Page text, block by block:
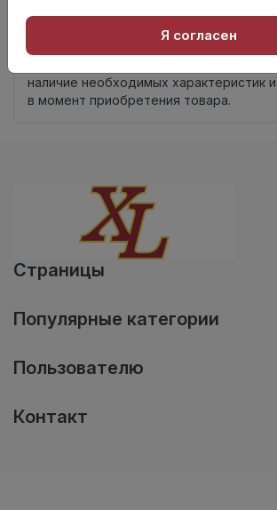
наличие необходимых характеристик
в момент приобретения товара.
Страницы
Популярные категории
Пользователю
Контакт
Я согласен